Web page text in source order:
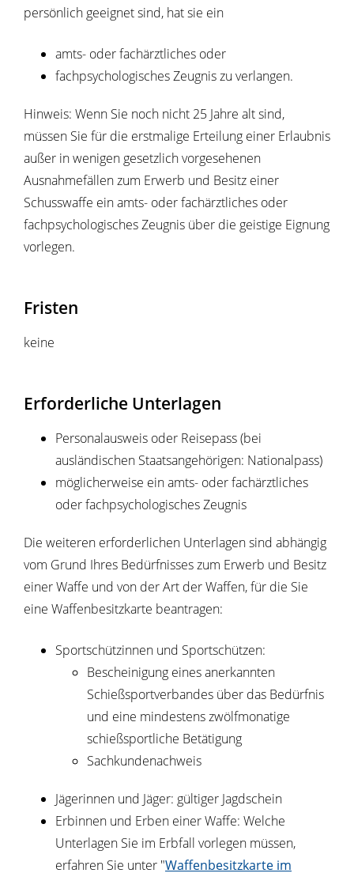
persönlich geeignet sind, hat sie ein
amts- oder fachärztliches oder
fachpsychologisches Zeugnis zu verlangen.
Hinweis: Wenn Sie noch nicht 25 Jahre alt sind,
müssen Sie für die erstmalige Erteilung einer Erlaubnis
außer in wenigen gesetzlich vorgesehenen
Ausnahmefällen zum Erwerb und Besitz einer
Schusswaffe ein amts- oder fachärztliches oder
fachpsychologisches Zeugnis über die geistige Eignung
vorlegen.
Fristen
keine
Erforderliche Unterlagen
Personalausweis oder Reisepass (bei
ausländischen Staatsangehörigen: Nationalpass)
möglicherweise ein amts- oder fachärztliches
oder fachpsychologisches Zeugnis
Die weiteren erforderlichen Unterlagen sind abhängig
vom Grund Ihres Bedürfnisses zum Erwerb und Besitz
einer Waffe und von der Art der Waffen, für die Sie
eine Waffenbesitzkarte beantragen:
Sportschützinnen und Sportschützen:
Bescheinigung eines anerkannten
Schießsportverbandes über das Bedürfnis
und eine mindestens zwölfmonatige
schießsportliche Betätigung
Sachkundenachweis
Jägerinnen und Jäger: gültiger Jagdschein
Erbinnen und Erben einer Waffe: Welche
Unterlagen Sie im Erbfall vorlegen müssen,
erfahren Sie unter "Waffenbesitzkarte im